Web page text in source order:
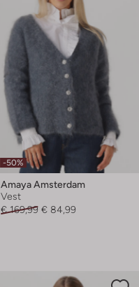
-50%
Amaya Amsterdam
Vest
€ 169,99 € 84,99